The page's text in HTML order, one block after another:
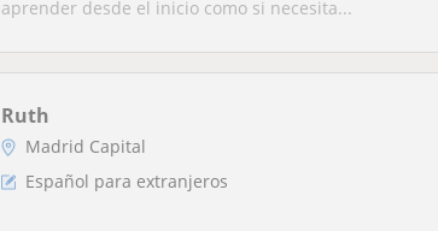
aprender desde el inicio como si necesita...
Ruth
Madrid Capital
Español para extranjeros